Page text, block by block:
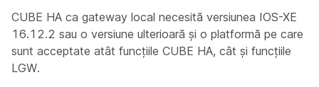
CUBE HA ca gateway local necesită versiunea IOS-XE
16.12.2 sau o versiune ulterioară și o platformă pe care
sunt acceptate atât funcțiile CUBE HA, cât și funcțiile
LGW.